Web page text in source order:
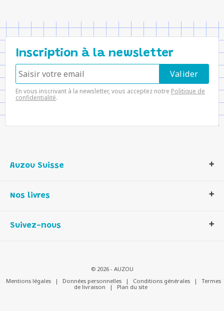
Inscription à la newsletter
En vous inscrivant à la newsletter, vous acceptez notre Politique de
confidentialité.
Auzou Suisse
Notre histoire
Contactez-nous
Nos livres
Livres enfants
Suivez-nous
© 2026 - AUZOU
Mentions légales
| Données personnelles | Conditions générales |
Termes
de livraison
| Plan du site